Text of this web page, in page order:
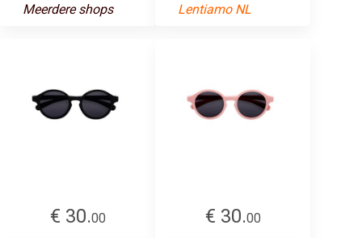
Meerdere shops Lentiamo NL
€ 30.00
€ 30.00